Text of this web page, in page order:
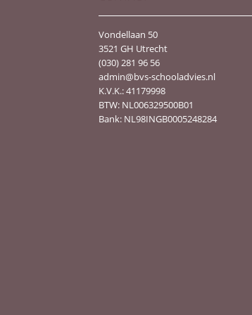
Vondellaan 50
3521 GH Utrecht
(030) 281 96 56
admin@bvs-schooladvies.nl
K.V.K.: 41179998
BTW: NL006329500B01
Bank: NL98INGB0005248284